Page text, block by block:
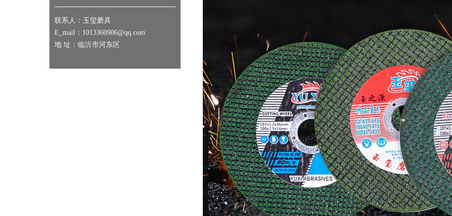
联系人：玉玺磨具
E_mail：1013360906@qq.com
地 址：临沂市河东区